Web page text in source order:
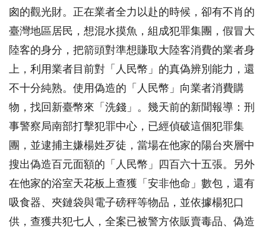
囪的觀光財。正在業者全力以赴的時候，卻有不肖的
臺灣地區居民，想混水摸魚，組成犯罪集團，假冒大
陸客的身分，把箭頭對準想賺取大陸客消費的業者身
上，利用業者目前對「人民幣」的真偽辨別能力，還
不十分純熟。使用偽造的「人民幣」向業者消費購
物，找回新臺幣來「洗錢」。幾天前的新聞報導：刑
事警察局南部打擊犯罪中心，已經偵破這個犯罪集
團，並逮捕主嫌楊姓歹徒，當場在他家的陽台夾層中
搜出偽造百元面額的「人民幣」四百六十五張。另外
在他家的浴室天花板上查獲「安非他命」數包，還有
吸食器、夾鏈袋與電子磅秤等物品，並依據楊犯口
供，查獲共犯七人，全案已被警方依販賣毒品、偽造